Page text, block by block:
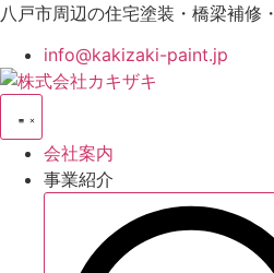
コ
テ
ン
に
八戸市周辺の住宅塗装・橋梁補修
info@kakizaki-paint.jp
会社案内
事業紹介